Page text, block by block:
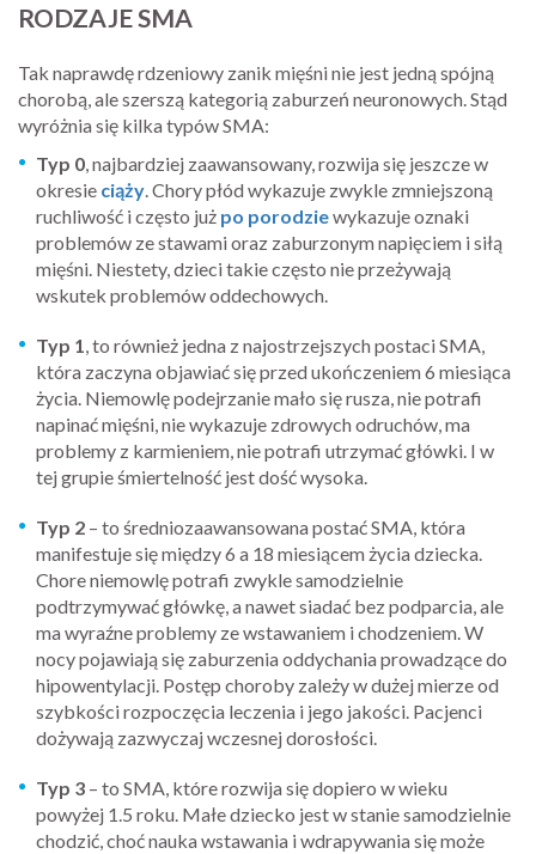
RODZAJE SMA
Tak naprawdę rdzeniowy zanik mięśni nie jest jedną spójną
chorobą, ale szerszą kategorią zaburzeń neuronowych. Stąd
wyróżnia się kilka typów SMA:
Typ 0, najbardziej zaawansowany, rozwija się jeszcze w
okresie ciąży. Chory płód wykazuje zwykle zmniejszoną
ruchliwość i często już po porodziewykazuje oznaki
problemów ze stawami oraz zaburzonym napięciem i siłą
mięśni. Niestety, dzieci takie często nie przeżywają
wskutek problemów oddechowych.
Typ 1, to również jedna z najostrzejszych postaci SMA,
która zaczyna objawiać się przed ukończeniem 6 miesiąca
życia. Niemowlę podejrzanie mało się rusza, nie potrafi
napinać mięśni, nie wykazuje zdrowych odruchów, ma
problemy z karmieniem, nie potrafi utrzymać główki. I w
tej grupie śmiertelność jest dość wysoka.
Typ 2 – to średniozaawansowana postać SMA, która
manifestuje się między 6 a 18 miesiącem życia dziecka.
Chore niemowlę potrafi zwykle samodzielnie
podtrzymywać główkę, a nawet siadać bez podparcia, ale
ma wyraźne problemy ze wstawaniem i chodzeniem. W
nocy pojawiają się zaburzenia oddychania prowadzące do
hipowentylacji. Postęp choroby zależy w dużej mierze od
szybkości rozpoczęcia leczenia i jego jakości. Pacjenci
dożywają zazwyczaj wczesnej dorosłości.
Typ 3 – to SMA, które rozwija się dopiero w wieku
powyżej 1.5 roku. Małe dziecko jest w stanie samodzielnie
chodzić, choć nauka wstawania i wdrapywania się może